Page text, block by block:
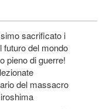
vuote di Trump
ha il sopravvento nella
sacrificato i
futuro del mondo
pieno di guerre!
del massacro